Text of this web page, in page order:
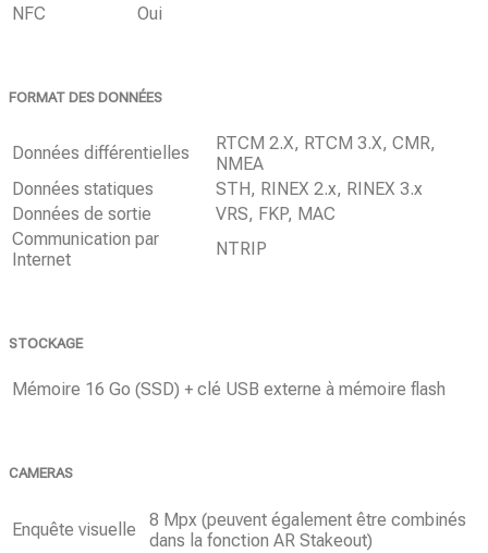
NFC
Oui
FORMAT DES DONNÉES
Données différentielles
RTCM 2.X, RTCM 3.X, CMR,
NMEA
Données statiques
STH, RINEX 2.x, RINEX 3.x
Données de sortie
VRS, FKP, MAC
Communication par
Internet
NTRIP
STOCKAGE
Mémoire 16 Go (SSD) + clé USB externe à mémoire flash
CAMERAS
Enquête visuelle
8 Mpx (peuvent également être combinés
dans la fonction AR Stakeout)